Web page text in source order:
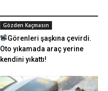
Gözden Kaçmasın
Görenleri şaşkına çevirdi.
Oto yıkamada araç yerine
kendini yıkattı!